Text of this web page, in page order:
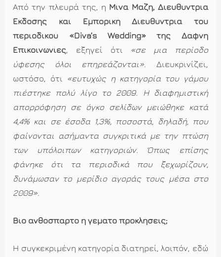
Από την πλευρά της, η Μίνα Μάζη, Διευθύντρια
Έκδοσης και Εμπορική Διευθύντρια του
περιοδικού «Diva’s Wedding» της Δάφνη
Επικοινωνίες, εξηγεί ότι
«σε μια περίοδο
ύφεσης όλοι επηρεάζονται». Διευκρινίζει,
ωστόσο, ότι
«ευτυχώς η κατηγορία του γάμου
πιέστηκε πολύ λίγο το 2009. Η διαφημιστική
απορρόφηση σε όγκο σελίδων μειώθηκε κατά
4,4% και σε έσοδα 1,3%, ποσοστά, δηλαδή, που
φαίνονται ασήμαντα συγκριτικά με την πτώση
των υπόλοιπων κατηγοριών. Όπως επίσης
φάνηκε ότι τα περιοδικά που ξεχωρίζουν,
δυνάμωσαν το μερίδιο αγοράς τους μέσα στο
2009».
Βίο ανθόσπαρτο ή γεμάτο προκλήσεις;
Η συγκεκριμένη κατηγορία διατηρεί, λοιπόν, εδώ